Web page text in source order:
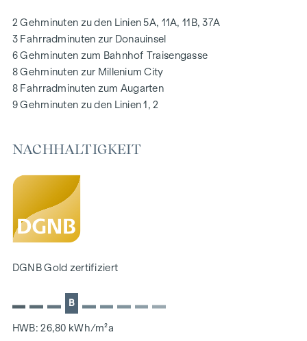
Photovoltaikanlage am Dach
Digitale Gegensprechanlage und
schwarzes Brett über Handyapp
Smarte Hausverwaltungs-App „puck“
HIGHLIGHTS
Gärten, Balkone, Loggien, Dachterrassen
166 Tiefgaragenstellplätze
Ideal für Anleger und Eigennutzer
DGNB Gold Nachhaltigkeits-Vorzertifikat
Lage direkt an der malerischen Donau
NACHHALTIGKEIT
Erschaffung von nachhaltigem Lebensraum und das
Wohlbefinden der zukünftigen Bewohner. Neben der
2 Gehminuten zu den Linien 5A, 11A, 11B, 37A
3 Fahrradminuten zur Donauinsel
6 Gehminuten zum Bahnhof Traisengasse
8 Gehminuten zur Millenium City
8 Fahrradminuten zum Augarten
9 Gehminuten zu den Linien 1, 2
NACHHALTIGKEIT
DGNB Gold zertifiziert
B
HWB: 26,80 kWh/m²a